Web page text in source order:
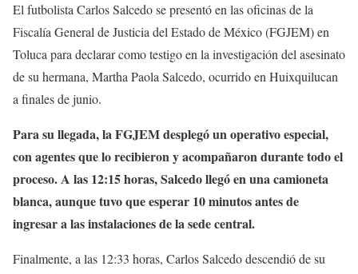
El futbolista Carlos Salcedo se presentó en las oficinas de la
Fiscalía General de Justicia del Estado de México (FGJEM) en
Toluca para declarar como testigo en la investigación del asesinato
de su hermana, Martha Paola Salcedo, ocurrido en Huixquilucan
a finales de junio.
Para su llegada, la FGJEM desplegó un operativo especial,
con agentes que lo recibieron y acompañaron durante todo el
proceso. A las 12:15 horas, Salcedo llegó en una camioneta
blanca, aunque tuvo que esperar 10 minutos antes de
ingresar a las instalaciones de la sede central.
Finalmente, a las 12:33 horas, Carlos Salcedo descendió de su